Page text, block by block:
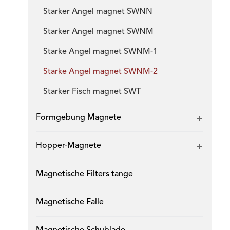
Starker Angel magnet SWNN
Starker Angel magnet SWNM
Starke Angel magnet SWNM-1
Starke Angel magnet SWNM-2
Starker Fisch magnet SWT
Formgebung Magnete
Hopper-Magnete
Magnetische Filters tange
Magnetische Falle